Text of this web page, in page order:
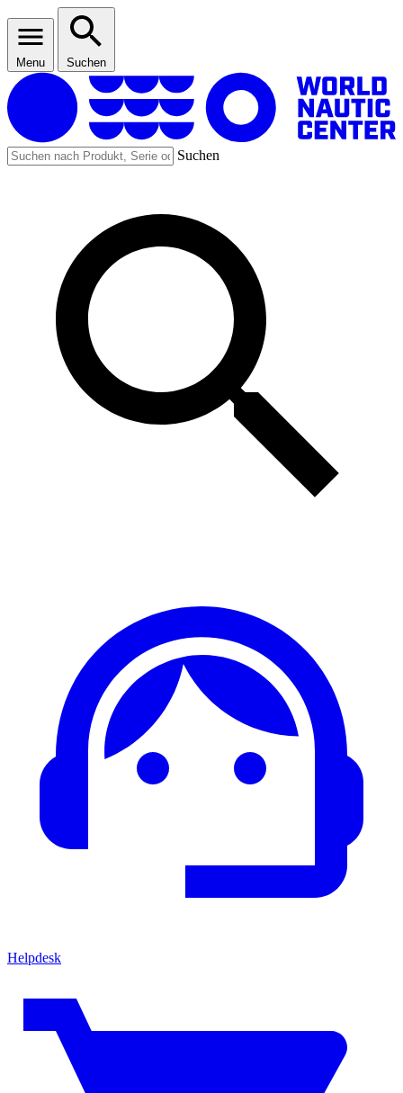
Menu Suchen
Suchen
Helpdesk